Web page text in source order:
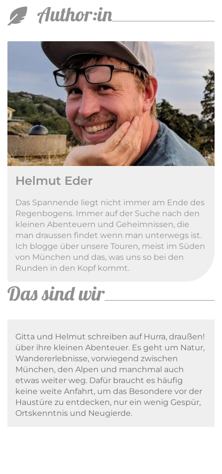
Author:in
Helmut Eder
Das Spannende liegt nicht immer am Ende des
Regenbogens. Immer auf der Suche nach den
kleinen Abenteuern und Geheimnissen, die
man draussen findet wenn man unterwegs ist.
Ich blogge über unsere Touren, meist im Süden
von München und das, was uns so bei den
Runden in den Kopf kommt.
Das sind wir
Gitta und Helmut schreiben auf Hurra, draußen!
über ihre kleinen Abenteuer. Es geht um Natur,
Wandererlebnisse, vorwiegend zwischen
München, den Alpen und manchmal auch
etwas weiter weg. Dafür braucht es häufig
keine weite Anfahrt, um das Besondere vor der
Haustüre zu entdecken, nur ein wenig Gespür,
Ortskenntnis und Neugierde.